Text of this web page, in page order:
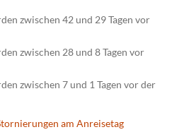
zwischen 42 und 29 Tagen vor
zwischen 28 und 8 Tagen vor
zwischen 7 und 1 Tagen vor der
am Anreisetag